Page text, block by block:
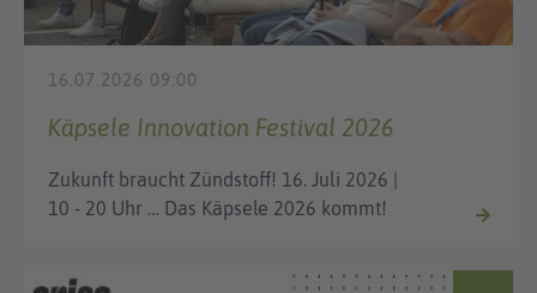
16.07.2026 09:00
Käpsele Innovation Festival 2026
Zukunft braucht Zündstoff! 16. Juli 2026 |
10 - 20 Uhr … Das Käpsele 2026 kommt!